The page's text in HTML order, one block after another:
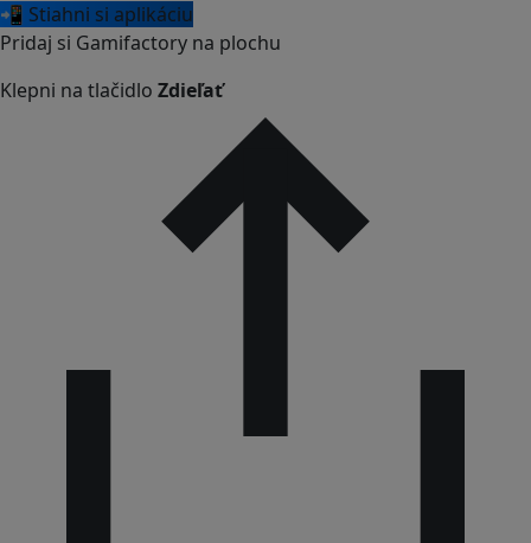
📲 Stiahni si aplikáciu
Pridaj si Gamifactory na plochu
Klepni na tlačidlo Zdieľať